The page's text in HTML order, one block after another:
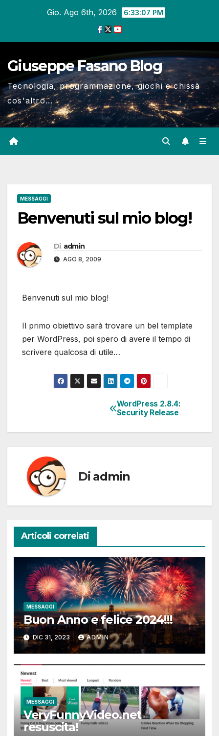
Gio. Ago 6th, 2026 6:33:07 PM
Giuseppe Fasano Blog
Tecnologia, programmazione, giochi e chissà
cos'altro...
MESSAGGI
Benvenuti sul mio blog!
Di admin
AGO 8, 2009
Benvenuti sul mio blog!
Il primo obiettivo sarà trovare un bel template
per WordPress, poi spero di avere il tempo di
scrivere qualcosa di utile…
Navigazione
articoli
WordPress 2.8.4:
Security Release
Di admin
Articoli correlati
MESSAGGI
Buon Anno e felice 2024!!!
DIC 31, 2023 ADMIN
MESSAGGI
VeryFunnyVideo.net
resuscita!